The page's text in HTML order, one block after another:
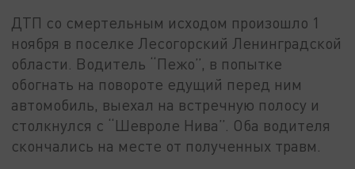
ДТП со смертельным исходом произошло 1
ноября в поселке Лесогорский Ленинградской
области. Водитель “Пежо”, в попытке
обогнать на повороте едущий перед ним
автомобиль, выехал на встречную полосу и
столкнулся с “Шевроле Нива”. Оба водителя
скончались на месте от полученных травм.